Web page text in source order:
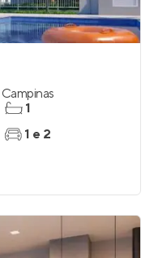
Campinas
1
1 e 2